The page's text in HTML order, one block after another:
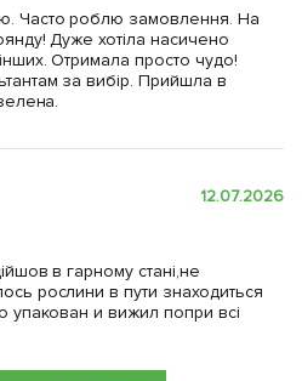
Часто роблю замовлення. На
Дуже хотіла насичено
Отримала просто чудо!
за вибір. Прийшла в
12.07.2026
в гарному стані,не
рослини в пути знаходиться
упакован и вижил попри всі